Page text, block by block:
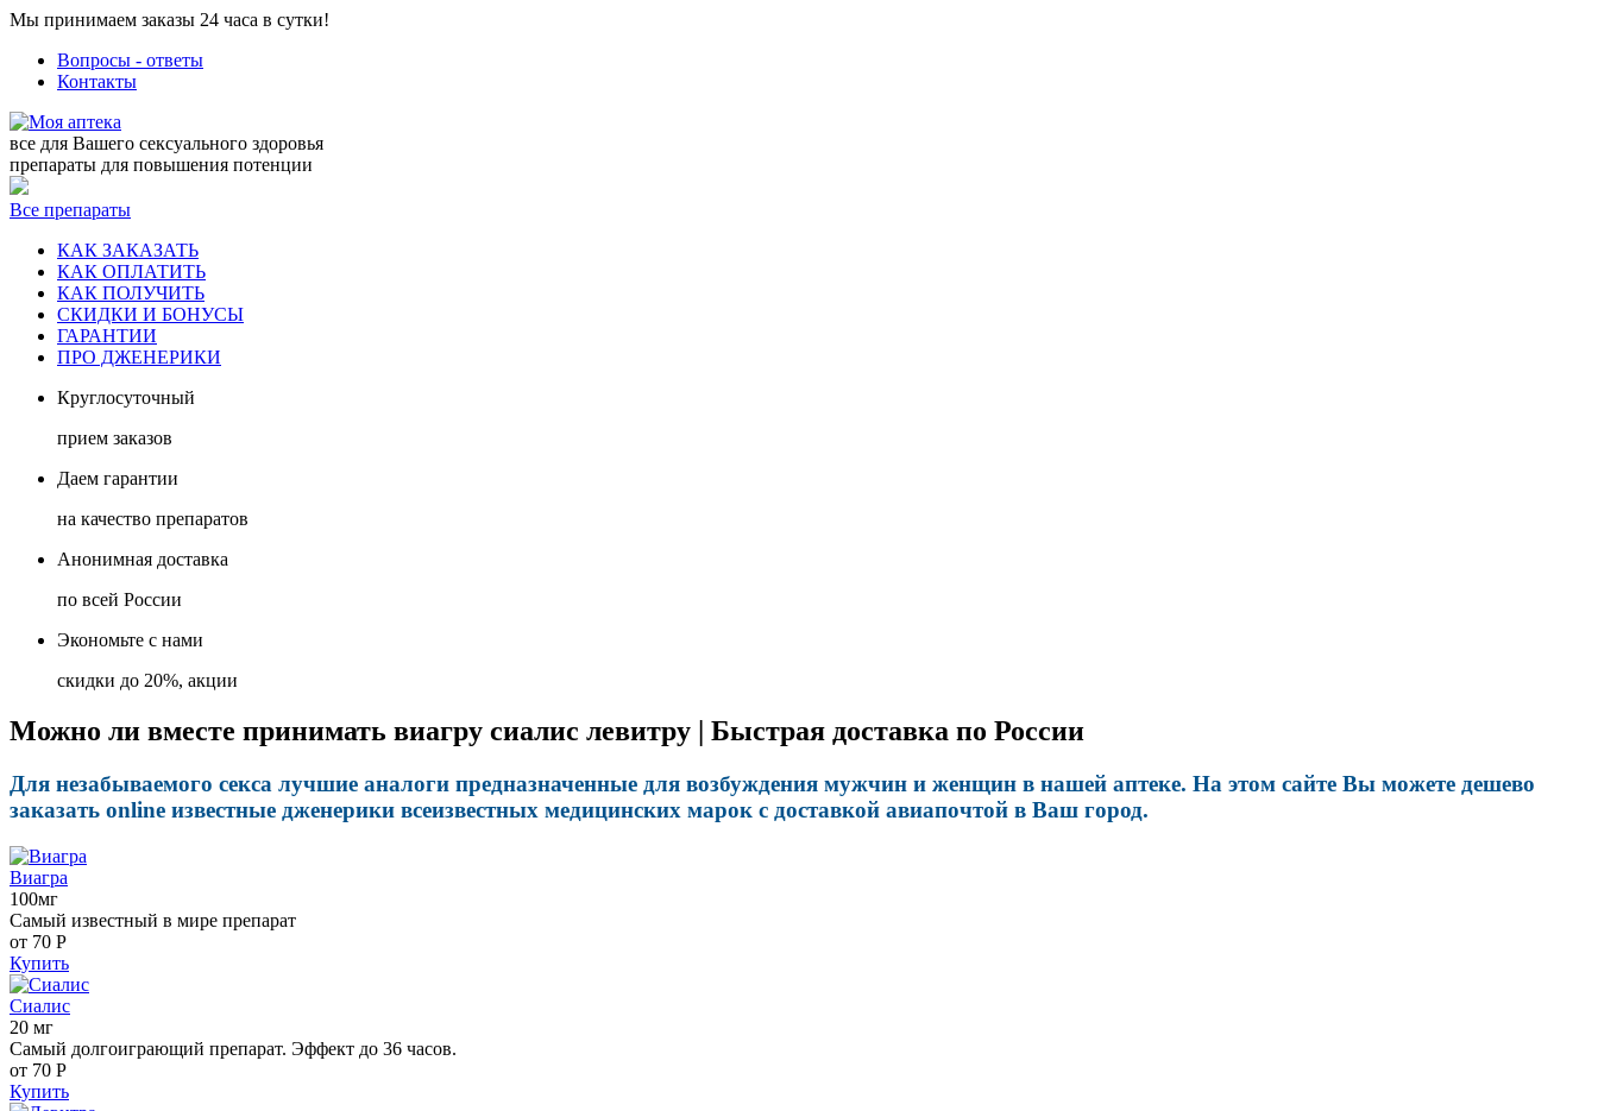
Мы принимаем заказы 24 часа в сутки!
Вопросы - ответы
Контакты
все для Вашего сексуального здоровья
препараты для повышения потенции
Все препараты
КАК ЗАКАЗАТЬ
КАК ОПЛАТИТЬ
КАК ПОЛУЧИТЬ
СКИДКИ И БОНУСЫ
ГАРАНТИИ
ПРО ДЖЕНЕРИКИ
Круглосуточный
прием заказов
Даем гарантии
на качество препаратов
Анонимная доставка
по всей России
Экономьте с нами
скидки до 20%, акции
Можно ли вместе принимать виагру сиалис левитру | Быстрая доставка по России
Для незабываемого секса лучшие аналоги предназначенные для возбуждения мужчин и женщин в нашей аптеке. На этом сайте Вы можете дешево
заказать online известные дженерики всеизвестных медицинских марок с доставкой авиапочтой в Ваш город.
Виагра
100мг
Самый известный в мире препарат
от 70 Р
Купить
Сиалис
20 мг
Самый долгоиграющий препарат. Эффект до 36 часов.
от 70 Р
Купить